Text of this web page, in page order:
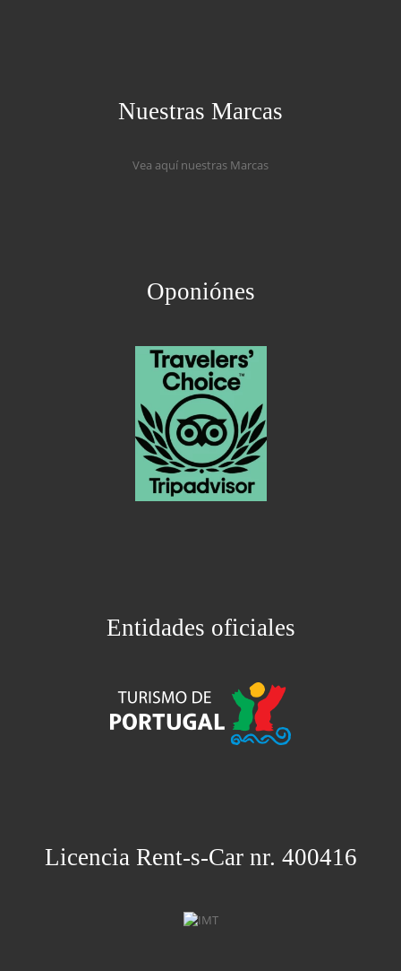
Nuestras Marcas
Vea aquí nuestras Marcas
Oponiónes
Entidades oficiales
Licencia Rent-s-Car nr. 400416